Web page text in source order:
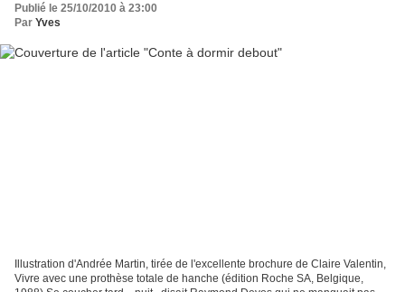
Publié le 25/10/2010 à 23:00
Par Yves
Illustration d'Andrée Martin, tirée de l'excellente brochure de Claire Valentin,
Vivre avec une prothèse totale de hanche (édition Roche SA, Belgique,